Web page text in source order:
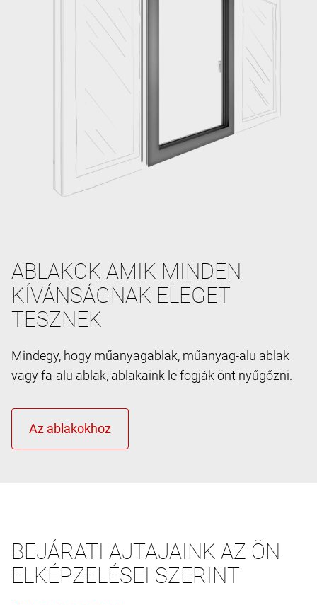
ABLAKOK AMIK MINDEN
KÍVÁNSÁGNAK ELEGET
TESZNEK
Mindegy, hogy műanyagablak, műanyag-alu ablak
vagy fa-alu ablak, ablakaink le fogják önt nyűgőzni.
BEJÁRATI AJTAJAINK AZ ÖN
ELKÉPZELÉSEI SZERINT